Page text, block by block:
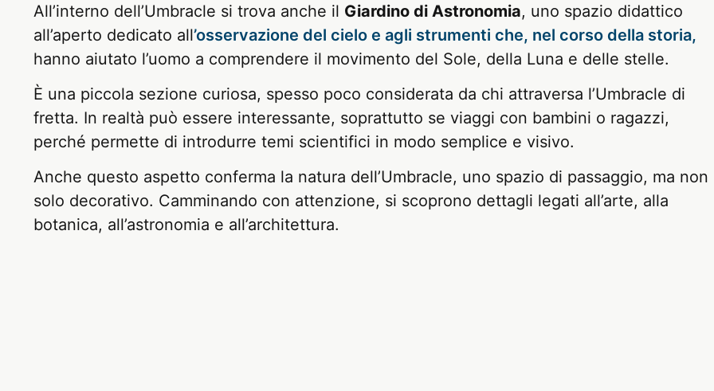
All’interno dell’Umbracle si trova anche il Giardino di Astronomia, uno spazio didattico
all’aperto dedicato all’osservazione del cielo e agli strumenti che, nel corso della storia,
hanno aiutato l’uomo a comprendere il movimento del Sole, della Luna e delle stelle.
È una piccola sezione curiosa, spesso poco considerata da chi attraversa l’Umbracle di
fretta. In realtà può essere interessante, soprattutto se viaggi con bambini o ragazzi,
perché permette di introdurre temi scientifici in modo semplice e visivo.
Anche questo aspetto conferma la natura dell’Umbracle, uno spazio di passaggio, ma non
solo decorativo. Camminando con attenzione, si scoprono dettagli legati all’arte, alla
botanica, all’astronomia e all’architettura.